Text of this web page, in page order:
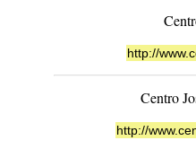
http://
Centro
http://